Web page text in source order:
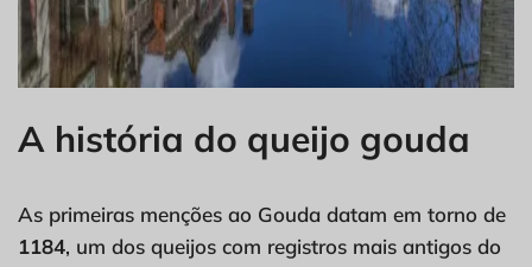
A história do queijo gouda
As primeiras menções ao Gouda datam em torno de
1184, um dos queijos com registros mais antigos do